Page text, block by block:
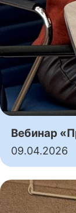
Вебинар
09.04.2026